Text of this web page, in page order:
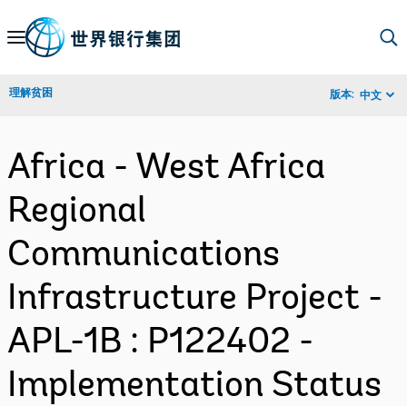
Skip
Navigation
理解贫困 版本: 中文
Africa - West Africa
Regional
Communications
Infrastructure Project -
APL-1B : P122402 -
Implementation Status